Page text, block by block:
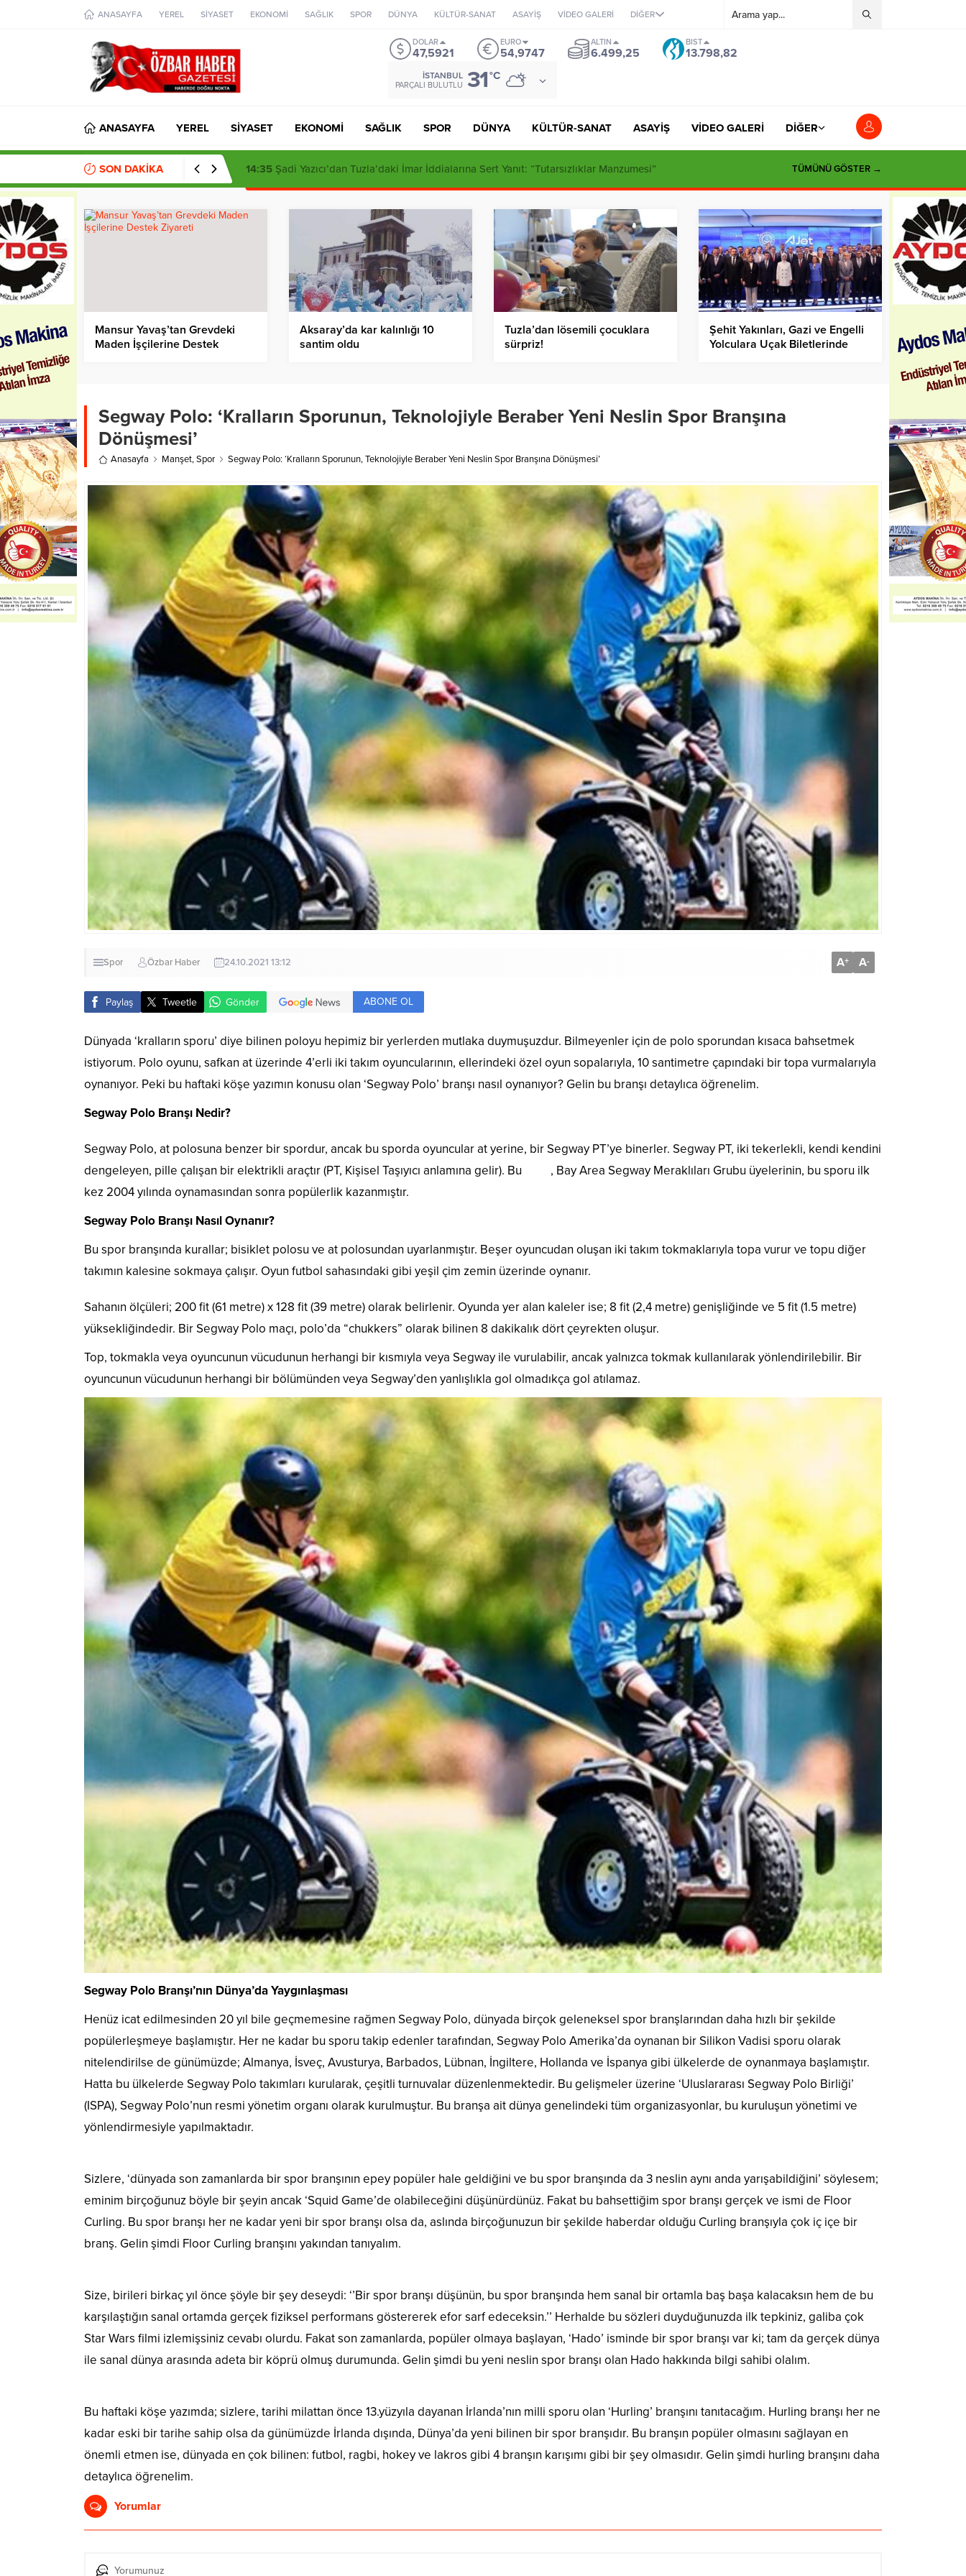
ANASAYFA YEREL SİYASET EKONOMİ SAĞLIK SPOR DÜNYA KÜLTÜR-SANAT ASAYİŞ VİDEO GALERİ DİĞER
DOLAR
47,5921
EURO
54,9747
ALTIN
6.499,25
BIST
13.798,82
İSTANBUL
PARÇALI BULUTLU 31°C
ANASAYFA YEREL SİYASET EKONOMİ SAĞLIK SPOR DÜNYA KÜLTÜR-SANAT ASAYİŞ VİDEO GALERİ DİĞER
SON DAKİKA 14:35 Şadi Yazıcı’dan Tuzla’daki İmar İddialarına Sert Yanıt: “Tutarsızlıklar Manzumesi” TÜMÜNÜ GÖSTER →
Mansur Yavaş’tan Grevdeki
Maden İşçilerine Destek
Aksaray’da kar kalınlığı 10
santim oldu
Tuzla’dan lösemili çocuklara
sürpriz!
Şehit Yakınları, Gazi ve Engelli
Yolculara Uçak Biletlerinde
Segway Polo: ‘Kralların Sporunun, Teknolojiyle Beraber Yeni Neslin Spor Branşına
Dönüşmesi’
Anasayfa Manşet,Spor Segway Polo: ‘Kralların Sporunun, Teknolojiyle Beraber Yeni Neslin Spor Branşına Dönüşmesi’
Spor Özbar Haber 24.10.2021 13:12 A+ A-
Paylaş Tweetle Gönder ABONE OL
Dünyada ‘kralların sporu’ diye bilinen poloyu hepimiz bir yerlerden mutlaka duymuşuzdur. Bilmeyenler için de polo sporundan kısaca bahsetmek
istiyorum. Polo oyunu, safkan at üzerinde 4’erli iki takım oyuncularının, ellerindeki özel oyun sopalarıyla, 10 santimetre çapındaki bir topa vurmalarıyla
oynanıyor. Peki bu haftaki köşe yazımın konusu olan ‘Segway Polo’ branşı nasıl oynanıyor? Gelin bu branşı detaylıca öğrenelim.
Segway Polo Branşı Nedir?
Segway Polo, at polosuna benzer bir spordur, ancak bu sporda oyuncular at yerine, bir Segway PT’ye binerler. Segway PT, iki tekerlekli, kendi kendini
dengeleyen, pille çalışan bir elektrikli araçtır (PT, Kişisel Taşıyıcı anlamına gelir). Bu
, Bay Area Segway Meraklıları Grubu üyelerinin, bu sporu ilk
kez 2004 yılında oynamasından sonra popülerlik kazanmıştır.
Segway Polo Branşı Nasıl Oynanır?
Bu spor branşında kurallar; bisiklet polosu ve at polosundan uyarlanmıştır. Beşer oyuncudan oluşan iki takım tokmaklarıyla topa vurur ve topu diğer
takımın kalesine sokmaya çalışır. Oyun futbol sahasındaki gibi yeşil çim zemin üzerinde oynanır.
Sahanın ölçüleri; 200 fit (61 metre) x 128 fit (39 metre) olarak belirlenir. Oyunda yer alan kaleler ise; 8 fit (2,4 metre) genişliğinde ve 5 fit (1.5 metre)
yüksekliğindedir. Bir Segway Polo maçı, polo’da “chukkers” olarak bilinen 8 dakikalık dört çeyrekten oluşur.
Top, tokmakla veya oyuncunun vücudunun herhangi bir kısmıyla veya Segway ile vurulabilir, ancak yalnızca tokmak kullanılarak yönlendirilebilir. Bir
oyuncunun vücudunun herhangi bir bölümünden veya Segway’den yanlışlıkla gol olmadıkça gol atılamaz.
Segway Polo Branşı’nın Dünya’da Yaygınlaşması
Henüz icat edilmesinden 20 yıl bile geçmemesine rağmen Segway Polo, dünyada birçok geleneksel spor branşlarından daha hızlı bir şekilde
popülerleşmeye başlamıştır. Her ne kadar bu sporu takip edenler tarafından, Segway Polo Amerika’da oynanan bir Silikon Vadisi sporu olarak
nitelendirilse de günümüzde; Almanya, İsveç, Avusturya, Barbados, Lübnan, İngiltere, Hollanda ve İspanya gibi ülkelerde de oynanmaya başlamıştır.
Hatta bu ülkelerde Segway Polo takımları kurularak, çeşitli turnuvalar düzenlenmektedir. Bu gelişmeler üzerine ‘Uluslararası Segway Polo Birliği’
(ISPA), Segway Polo’nun resmi yönetim organı olarak kurulmuştur. Bu branşa ait dünya genelindeki tüm organizasyonlar, bu kuruluşun yönetimi ve
yönlendirmesiyle yapılmaktadır.
Sizlere, ‘dünyada son zamanlarda bir spor branşının epey popüler hale geldiğini ve bu spor branşında da 3 neslin aynı anda yarışabildiğini’ söylesem;
eminim birçoğunuz böyle bir şeyin ancak ‘Squid Game’de olabileceğini düşünürdünüz. Fakat bu bahsettiğim spor branşı gerçek ve ismi de Floor
Curling. Bu spor branşı her ne kadar yeni bir spor branşı olsa da, aslında birçoğunuzun bir şekilde haberdar olduğu Curling branşıyla çok iç içe bir
branş. Gelin şimdi Floor Curling branşını yakından tanıyalım.
Size, birileri birkaç yıl önce şöyle bir şey deseydi: ‘’Bir spor branşı düşünün, bu spor branşında hem sanal bir ortamla baş başa kalacaksın hem de bu
karşılaştığın sanal ortamda gerçek fiziksel performans göstererek efor sarf edeceksin.’’ Herhalde bu sözleri duyduğunuzda ilk tepkiniz, galiba çok
Star Wars filmi izlemişsiniz cevabı olurdu. Fakat son zamanlarda, popüler olmaya başlayan, ‘Hado’ isminde bir spor branşı var ki; tam da gerçek dünya
ile sanal dünya arasında adeta bir köprü olmuş durumunda. Gelin şimdi bu yeni neslin spor branşı olan Hado hakkında bilgi sahibi olalım.
Bu haftaki köşe yazımda; sizlere, tarihi milattan önce 13.yüzyıla dayanan İrlanda’nın milli sporu olan ‘Hurling’ branşını tanıtacağım. Hurling branşı her ne
kadar eski bir tarihe sahip olsa da günümüzde İrlanda dışında, Dünya’da yeni bilinen bir spor branşıdır. Bu branşın popüler olmasını sağlayan en
önemli etmen ise, dünyada en çok bilinen: futbol, ragbi, hokey ve lakros gibi 4 branşın karışımı gibi bir şey olmasıdır. Gelin şimdi hurling branşını daha
detaylıca öğrenelim.
Yorumlar